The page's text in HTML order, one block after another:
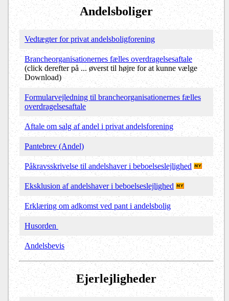
Andelsboliger
Vedtægter for privat andelsboligforening
Brancheorganisationernes fælles overdragelsesaftale
(click derefter på ... øverst til højre for at kunne vælge
Download)
Formularvejledning til brancheorganisationernes fælles
overdragelsesaftale
Aftale om salg af andel i privat andelsforening
Pantebrev (Andel)
Påkravsskrivelse til andelshaver i beboelseslejlighed
Eksklusion af andelshaver i beboelseslejlighed
Erklæring om adkomst ved pant i andelsbolig
Husorden
Andelsbevis
Ejerlejligheder